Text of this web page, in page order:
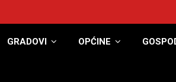
GRADOVI OPĆINE